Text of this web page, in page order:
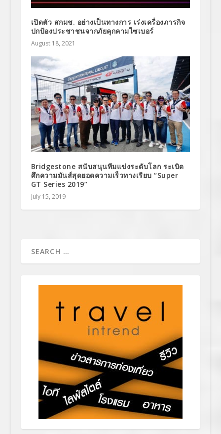
เปิดตัว สกมช. อย่างเป็นทางการ เร่งเครื่องภารกิจ
ปกป้องประชาชนจากภัยคุกคามไซเบอร์
August 18, 2021
Bridgestone สนับสนุนทีมแข่งระดับโลก ระเบิด
ศึกความมันส์สุดยอดความเร็วทางเรียบ “Super
GT Series 2019”
July 15, 2019